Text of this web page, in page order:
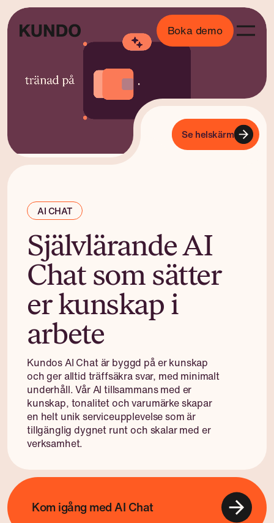
Boka demo
AI CHAT
Självlärande AI
Chat som sätter
er kunskap i
arbete
Kundos AI Chat är byggd på er kunskap
och ger alltid träffsäkra svar, med minimalt
underhåll. Vår AI tillsammans med er
kunskap, tonalitet och varumärke skapar
en helt unik serviceupplevelse som är
tillgänglig dygnet runt och skalar med er
verksamhet.
Kom igång med AI Chat